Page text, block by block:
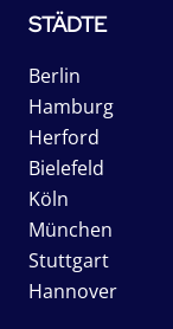
STÄDTE
Berlin
Hamburg
Herford
Bielefeld
Köln
München
Stuttgart
Hannover